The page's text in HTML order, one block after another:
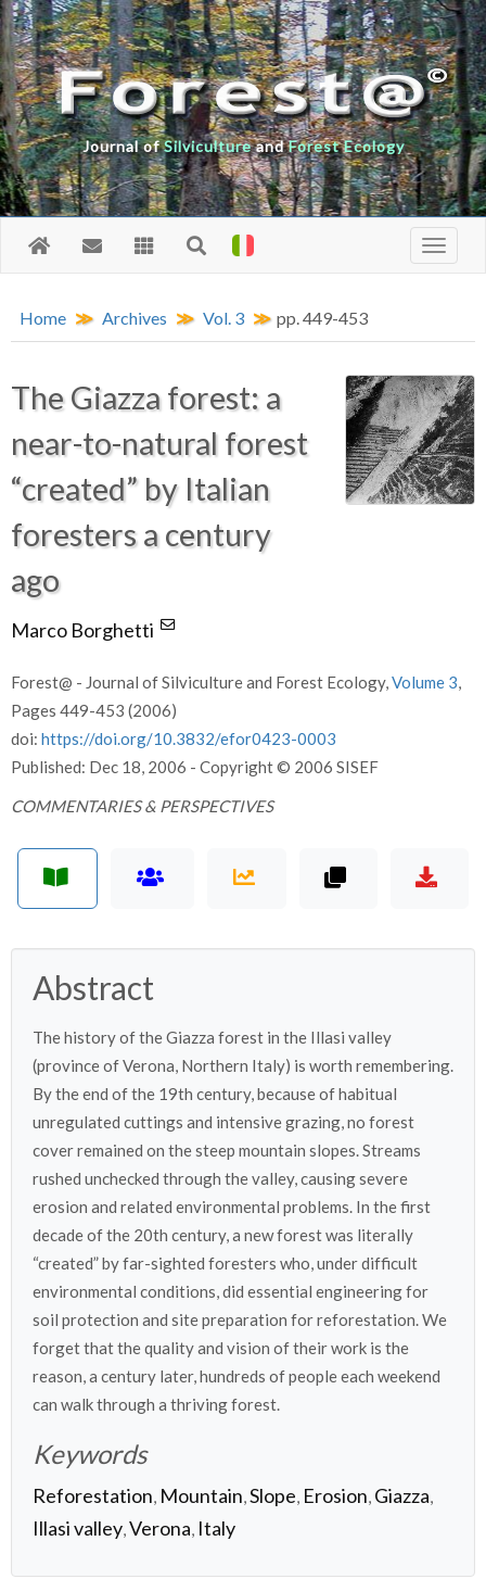
Journal ofSilvicultureandForest Ecology
Home Archives Vol. 3 pp. 449-453
The Giazza forest: a
near-to-natural forest
“created” by Italian
foresters a century
ago
Marco Borghetti
Forest@ - Journal of Silviculture and Forest Ecology,Volume 3,
Pages 449-453 (2006)
doi: https://doi.org/10.3832/efor0423-0003
Published: Dec 18, 2006 - Copyright © 2006 SISEF
COMMENTARIES & PERSPECTIVES
Abstract
The history of the Giazza forest in the Illasi valley
(province of Verona, Northern Italy) is worth remembering.
By the end of the 19th century, because of habitual
unregulated cuttings and intensive grazing, no forest
cover remained on the steep mountain slopes. Streams
rushed unchecked through the valley, causing severe
erosion and related environmental problems. In the first
decade of the 20th century, a new forest was literally
“created” by far-sighted foresters who, under difficult
environmental conditions, did essential engineering for
soil protection and site preparation for reforestation. We
forget that the quality and vision of their work is the
reason, a century later, hundreds of people each weekend
can walk through a thriving forest.
Keywords
Reforestation, Mountain,Slope, Erosion, Giazza,
Illasi valley,Verona, Italy